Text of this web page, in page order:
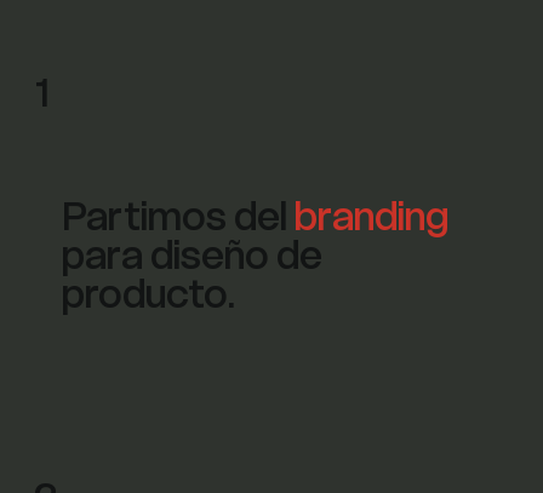
1
Partimos del branding
para diseño de
producto.